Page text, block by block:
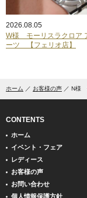
2026.08.05
W様 モーリスラクロア
ーツ 【フェリオ店】
ホーム お客様の声 N様
CONTENTS
ホーム
イベント・フェア
レディース
お客様の声
お問い合わせ
個人情報保護方針